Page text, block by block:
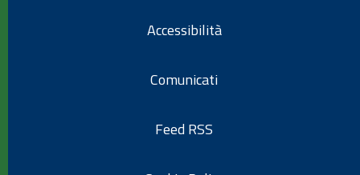
Accessibilità
Comunicati
Feed RSS